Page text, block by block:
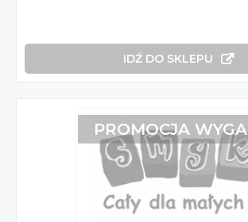
IDŹ DO SKLEPU
PROMOCJA